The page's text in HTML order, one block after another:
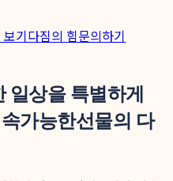
기다짐의 힘문의하기
일상을 특별하게
가능한선물의 다